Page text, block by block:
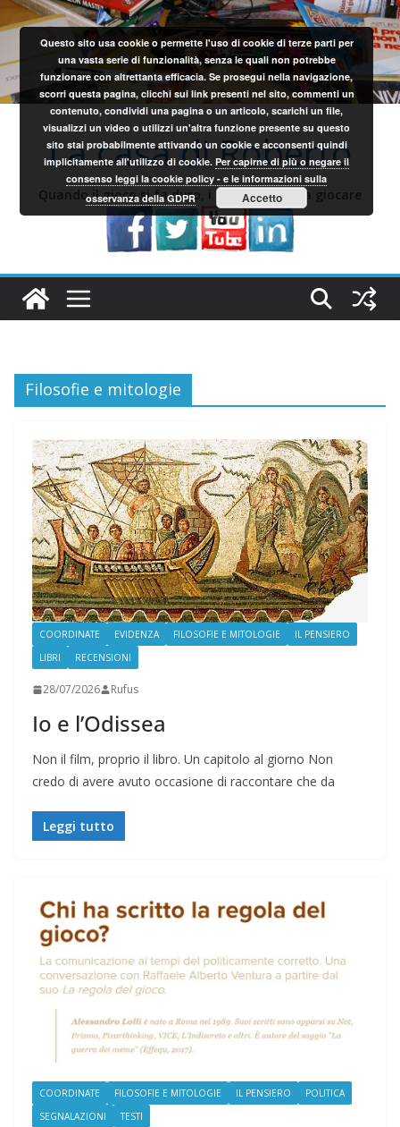
Salta
al
contenuto
La casa di Roberto
Quando il gioco si fa duro, i sardi iniziano a giocare
Filosofie e mitologie
COORDINATE EVIDENZA FILOSOFIE E MITOLOGIE
IL PENSIERO
LIBRI
RECENSIONI
28/07/2026 Rufus
Io e l’Odissea
Non il film, proprio il libro. Un capitolo al giorno Non
credo di avere avuto occasione di raccontare che da
Leggi tutto
COORDINATE FILOSOFIE E MITOLOGIE IL PENSIERO
POLITICA
SEGNALAZIONI
TESTI
Questo sito usa cookie o permette l'uso di cookie di terze parti per
una vasta serie di funzionalità, senza le quali non potrebbe
funzionare con altrettanta efficacia. Se prosegui nella navigazione,
scorri questa pagina, clicchi sui link presenti nel sito, commenti un
contenuto, condividi una pagina o un articolo, scarichi un file,
visualizzi un video o utilizzi un'altra funzione presente su questo
sito stai probabilmente attivando un cookie e acconsenti quindi
implicitamente all'utilizzo di cookie.Per capirne di più o negare il
consenso leggi la cookie policy - e le informazioni sulla
osservanza della GDPR
Accetto